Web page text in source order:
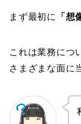
まず最初に 「
これは業務につ
さまざまな面に